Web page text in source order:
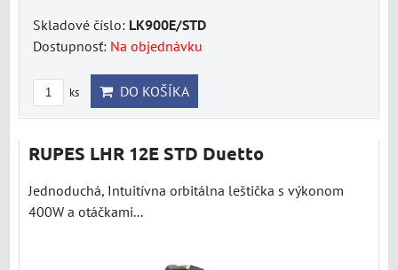
Skladové číslo: LK900E/STD
Dostupnosť: Na objednávku
ks DO KOŠÍKA
RUPES LHR 12E STD Duetto
Jednoduchá, Intuitívna orbitálna leštička s výkonom
400W a otáčkami...